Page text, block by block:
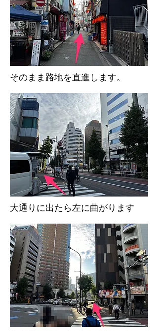
​そのまま路地を直進します。
大通りに出たら左に曲がります